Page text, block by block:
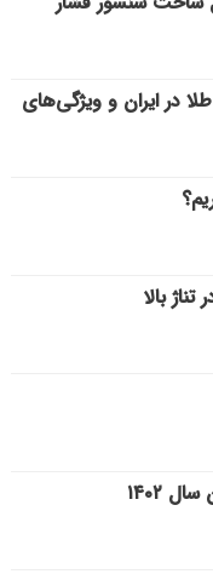
در ایران و ویژگی‌های
بالا
۱۴۰۲